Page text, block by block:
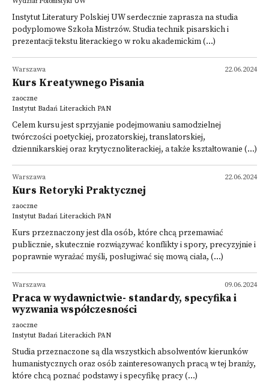
Instytut Literatury Polskiej UW serdecznie zaprasza na studia
podyplomowe Szkoła Mistrzów. Studia technik pisarskich i
prezentacji tekstu literackiego w roku akademickim (...)
22.06.2024
Warszawa
Kurs Kreatywnego Pisania
zaoczne
Instytut Badań Literackich PAN
Celem kursu jest sprzyjanie podejmowaniu samodzielnej
twórczości poetyckiej, prozatorskiej, translatorskiej,
dziennikarskiej oraz krytycznoliterackiej, a także kształtowanie (...)
22.06.2024
Warszawa
Kurs Retoryki Praktycznej
zaoczne
Instytut Badań Literackich PAN
Kurs przeznaczony jest dla osób, które chcą przemawiać
publicznie, skutecznie rozwiązywać konflikty i spory, precyzyjnie i
poprawnie wyrażać myśli, posługiwać się mową ciała, (...)
09.06.2024
Warszawa
Praca w wydawnictwie- standardy, specyfika i
wyzwania współczesności
zaoczne
Instytut Badań Literackich PAN
Studia przeznaczone są dla wszystkich absolwentów kierunków
humanistycznych oraz osób zainteresowanych pracą w tej branży,
które chcą poznać podstawy i specyfikę pracy (...)